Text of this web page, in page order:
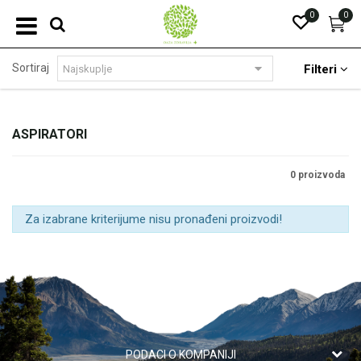
0
0
ASPIRATORI
Sortiraj Filteri
0 proizvoda
Za izabrane kriterijume nisu pronađeni proizvodi!
PODACI O KOMPANIJI